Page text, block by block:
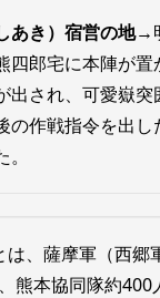
あき）宿営の地→
四郎宅に本陣が
出され、可愛嶽
の作戦指令を出
、薩摩軍（西郷
熊本協同隊約